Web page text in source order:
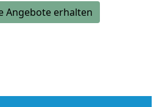
Angebote erhalten